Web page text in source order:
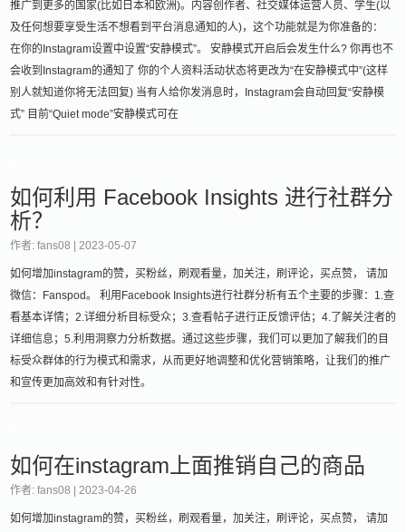
推广到更多的国家(比如日本和欧洲)。内容创作者、社交媒体运营人员、学生(以
及任何想要享受生活不想看到平台消息通知的人)，这个功能就是为你准备的：
在你的Instagram设置中设置“安静模式”。 安静模式开启后会发生什么? 你再也不
会收到Instagram的通知了 你的个人资料活动状态将更改为“在安静模式中”(这样
别人就知道你将无法回复) 当有人给你发消息时，Instagram会自动回复“安静模
式” 目前“Quiet mode”安静模式可在
如何利用 Facebook Insights 进行社群分
析？
作者: fans08 | 2023-05-07
如何增加instagram的赞，买粉丝，刷观看量，加关注，刷评论，买点赞， 请加
微信：Fanspod。 利用Facebook Insights进行社群分析有五个主要的步骤：1.查
看基本详情；2.详细分析目标受众；3.查看帖子进行正反馈评估；4.了解关注者的
详细信息；5.利用洞察力分析数据。通过这些步骤，我们可以更加了解我们的目
标受众群体的行为模式和需求，从而更好地调整和优化营销策略，让我们的推广
和宣传更加高效和有针对性。
如何在instagram上面推销自己的商品
作者: fans08 | 2023-04-26
如何增加instagram的赞，买粉丝，刷观看量，加关注，刷评论，买点赞， 请加